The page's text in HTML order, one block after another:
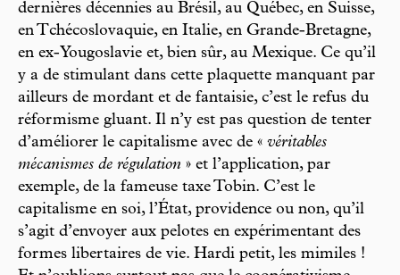
dernières décennies au Brésil, au Québec, en Suisse,
en Tchécoslovaquie, en Italie, en Grande-Bretagne,
en ex-Yougoslavie et, bien sûr, au Mexique. Ce qu’il
y a de stimulant dans cette plaquette manquant par
ailleurs de mordant et de fantaisie, c’est le refus du
réformisme gluant. Il n’y est pas question de tenter
d’améliorer le capitalisme avec de « véritables
mécanismes de régulation » et l’application, par
exemple, de la fameuse taxe Tobin. C’est le
capitalisme en soi, l’État, providence ou non, qu’il
s’agit d’envoyer aux pelotes en expérimentant des
formes libertaires de vie. Hardi petit, les mimiles !